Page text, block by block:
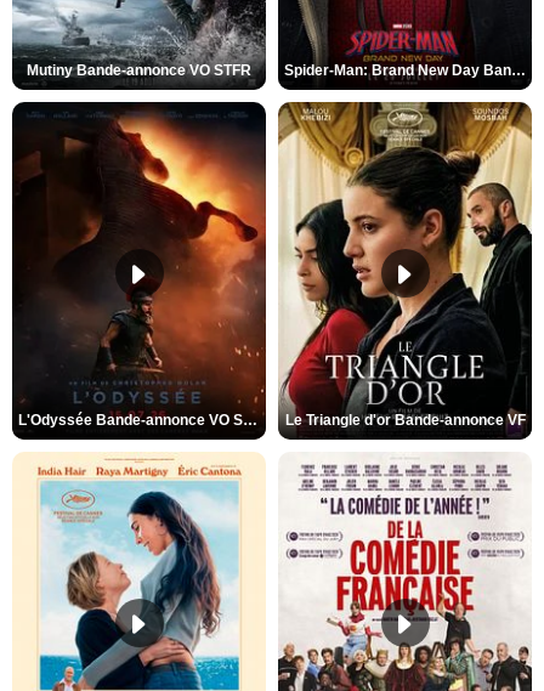
Mutiny Bande-annonce VO STFR Spider-Man: Brand New Day Bande-annonce VO STFR
L'Odyssée Bande-annonce VO STFR Le Triangle d'or Bande-annonce VF